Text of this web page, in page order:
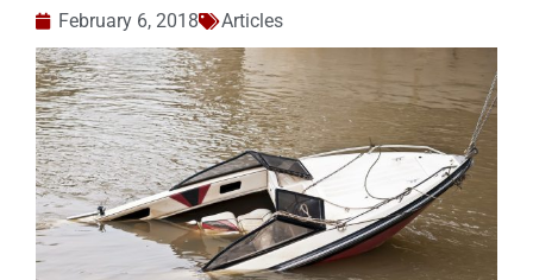
February 6, 2018 Articles